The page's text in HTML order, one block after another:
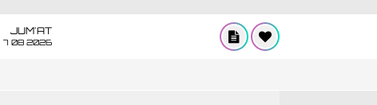
JUM'AT
7 08 2026